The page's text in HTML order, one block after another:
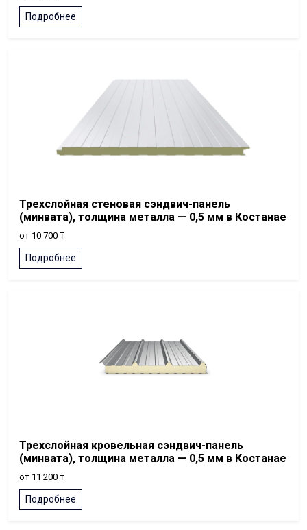
Подробнее
Трехслойная стеновая сэндвич-панель
(минвата), толщина металла — 0,5 мм в Костанае
от 10 700 ₸
Подробнее
Трехслойная кровельная сэндвич-панель
(минвата), толщина металла — 0,5 мм в Костанае
от 11 200 ₸
Подробнее